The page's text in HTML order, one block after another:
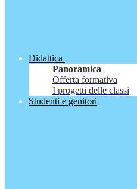
Didattica
Panoramica
Offerta formativa
I progetti delle classi
Studenti e genitori